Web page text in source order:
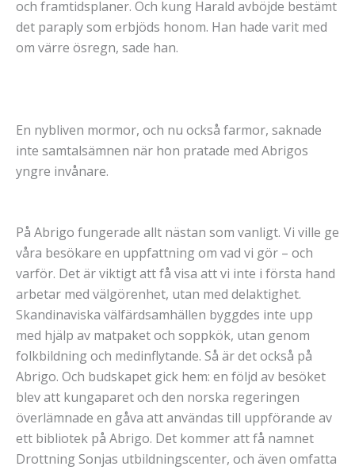
och framtidsplaner. Och kung Harald avböjde bestämt
det paraply som erbjöds honom. Han hade varit med
om värre ösregn, sade han.
En nybliven mormor, och nu också farmor, saknade
inte samtalsämnen när hon pratade med Abrigos
yngre invånare.
På Abrigo fungerade allt nästan som vanligt. Vi ville ge
våra besökare en uppfattning om vad vi gör – och
varför. Det är viktigt att få visa att vi inte i första hand
arbetar med välgörenhet, utan med delaktighet.
Skandinaviska välfärdsamhällen byggdes inte upp
med hjälp av matpaket och soppkök, utan genom
folkbildning och medinflytande. Så är det också på
Abrigo. Och budskapet gick hem: en följd av besöket
blev att kungaparet och den norska regeringen
överlämnade en gåva att användas till uppförande av
ett bibliotek på Abrigo. Det kommer att få namnet
Drottning Sonjas utbildningscenter, och även omfatta